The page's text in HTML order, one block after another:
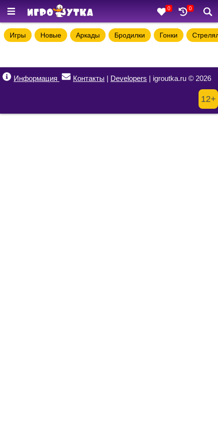
0 0
Игры Новые Аркады Бродилки Гонки
Информация Контакты | Developers | igroutka.ru © 2026
12+